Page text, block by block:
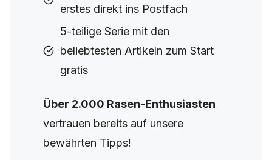
erstes direkt ins Postfach
5-teilige Serie mit den
beliebtesten Artikeln zum Start
gratis
Über 2.000 Rasen-Enthusiasten
vertrauen bereits auf unsere
bewährten Tipps!